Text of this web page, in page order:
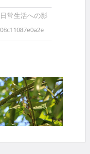
常生活への影